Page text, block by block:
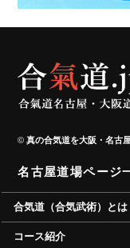
©真の合気道を大阪・名古
名古屋道場ページ
合気道（合気武術）とは
コース紹介